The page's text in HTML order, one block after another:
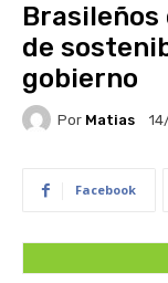
de
gobierno
Por Matias
Facebook